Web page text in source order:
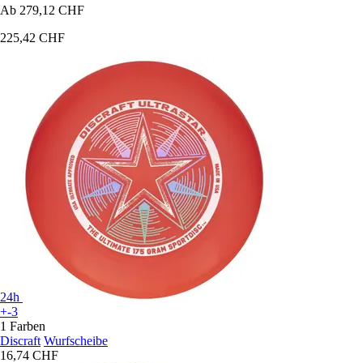
Ab 279,12 CHF
225,42 CHF
24h
+-3
1 Farben
Discraft Wurfscheibe
16,74 CHF